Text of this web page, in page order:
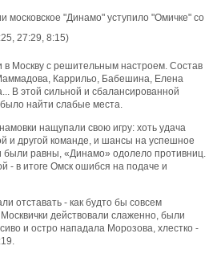
московское "Динамо" уступило "Омичке" со
27:29, 8:15)
в Москву с решительным настроем. Состав
Каррильо, Бабешина, Елена
В этой сильной и сбалансированной
найти слабые места.
нащупали свою игру: хоть удача
и другой команде, и шансы на успешное
были равны, «Динамо» одолело противниц.
- в итоге Омск ошибся на подаче и
отставать - как будто бы совсем
действовали слаженно, были
и остро нападала Морозова, хлестко -